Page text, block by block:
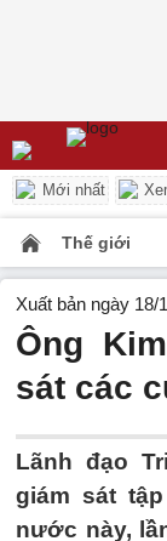
Mới nhất
Thế giới
Xuất bản ngày 18/
Ông
sát các
Lãnh đạo
giám sát
nước này,